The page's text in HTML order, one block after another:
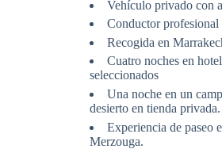
Vehículo privado con
Conductor profesional
Recogida en
Cuatro noches en
seleccionados
Una noche en un
desierto en tienda privada.
Experiencia de paseo
Merzouga.